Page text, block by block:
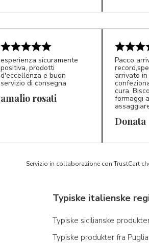
esperienza sicuramente
positiva, prodotti
d'eccellenza e buon
servizio di consegna
amalio rosati
D*
Pacco
arrivato
cura.
formaggi
Donata
Servizio in collaborazione con TrustCart
Typiske sicilianske
Typiske produkter fra Puglia